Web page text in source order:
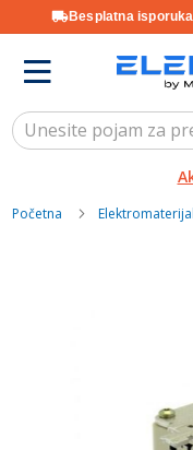
Besplatna
Početna Elektromaterijal